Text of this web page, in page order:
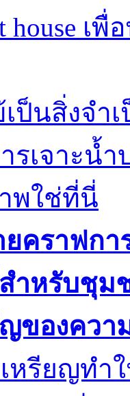
house
เป็นสิ่งจำ
รเจาะน้
พใช่ที่นี่
ยคราฟกา
สำหรับชุม
ของควา
หรียญทำ